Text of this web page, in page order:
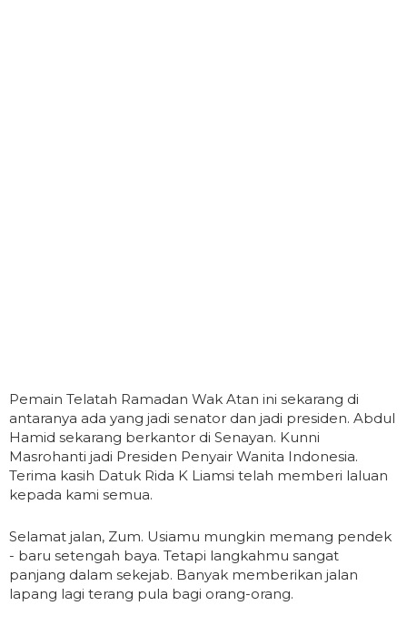
Pemain Telatah Ramadan Wak Atan ini sekarang di
antaranya ada yang jadi senator dan jadi presiden. Abdul
Hamid sekarang berkantor di Senayan. Kunni
Masrohanti jadi Presiden Penyair Wanita Indonesia.
Terima kasih Datuk Rida K Liamsi telah memberi laluan
kepada kami semua.
Selamat jalan, Zum. Usiamu mungkin memang pendek
- baru setengah baya. Tetapi langkahmu sangat
panjang dalam sekejab. Banyak memberikan jalan
lapang lagi terang pula bagi orang-orang.